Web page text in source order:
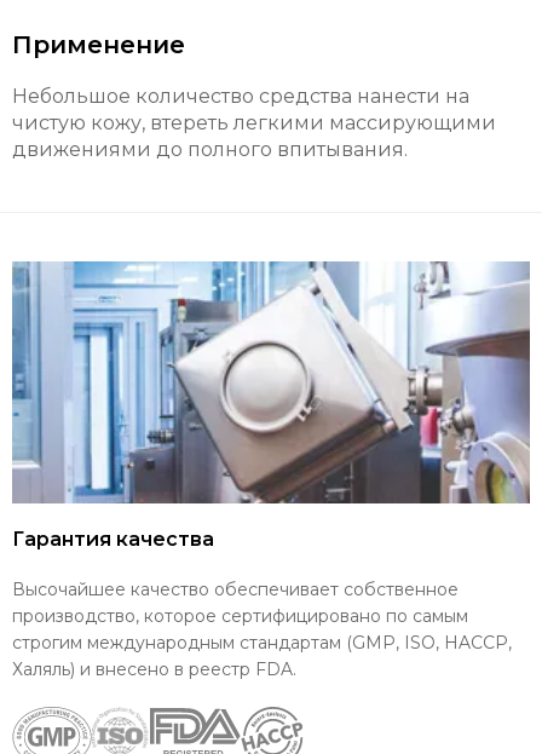
Применение
Небольшое количество средства нанести на
чистую кожу, втереть легкими массирующими
движениями до полного впитывания.
Гарантия качества
Высочайшее качество обеспечивает собственное
производство, которое сертифицировано по самым
строгим международным стандартам (GMP, ISO, HACCP,
Халяль) и внесено в реестр FDA.